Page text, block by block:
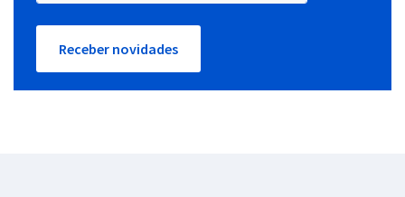
Receber novidades